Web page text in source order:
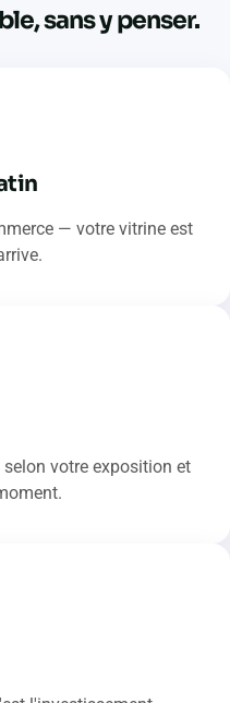
sans y penser.
— votre vitrine est
votre exposition et